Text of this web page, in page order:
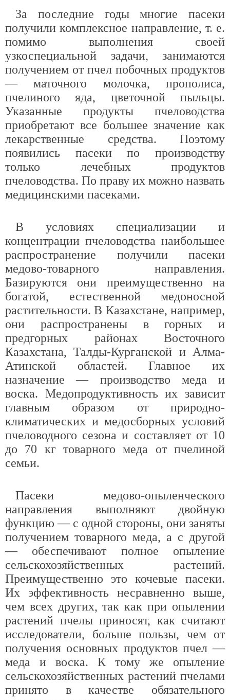
За последние годы многие пасеки
получили комплексное направление, т. е.
помимо выполнения своей
узкоспециальной задачи, занимаются
получением от пчел побочных продуктов
— маточного молочка, прополиса,
пчелиного яда, цветочной пыльцы.
Указанные продукты пчеловодства
приобретают все большее значение как
лекарственные средства. Поэтому
появились пасеки по производству
только лечебных продуктов
пчеловодства. По праву их можно назвать
медицинскими пасеками.
В условиях специализации и
концентрации пчеловодства наибольшее
распространение получили пасеки
медово-товарного направления.
Базируются они преимущественно на
богатой, естественной медоносной
растительности. В Казахстане, например,
они распространены в горных и
предгорных районах Восточного
Казахстана, Талды-Курганской и Алма-
Атинской областей. Главное их
назначение — производство меда и
воска. Медопродуктивность их зависит
главным образом от природно-
климатических и медосборных условий
пчеловодного сезона и составляет от 10
до 70 кг товарного меда от пчелиной
семьи.
Пасеки медово-опыленческого
направления выполняют двойную
функцию — с одной стороны, они заняты
получением товарного меда, а с другой
— обеспечивают полное опыление
сельскохозяйственных растений.
Преимущественно это кочевые пасеки.
Их эффективность несравненно выше,
чем всех других, так как при опылении
растений пчелы приносят, как считают
исследователи, больше пользы, чем от
получения основных продуктов пчел —
меда и воска. К тому же опыление
сельскохозяйственных растений пчелами
принято в качестве обязательного